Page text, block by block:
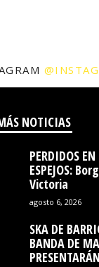
NOTICIAS
PERDIDOS EN
ESPEJOS:
Victoria
agosto 6, 2026
SKA DE
BANDA DE